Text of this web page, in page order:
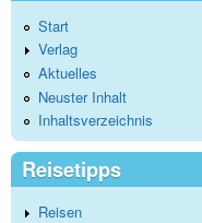
Start
Verlag
Aktuelles
Neuster Inhalt
Inhaltsverzeichnis
Reisetipps
Reisen